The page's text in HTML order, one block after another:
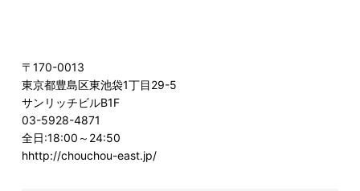
〒170-0013
東京都豊島区東池袋1丁目29-5
サンリッチビルB1F
03-5928-4871
全日:18:00～24:50
hhttp://chouchou-east.jp/